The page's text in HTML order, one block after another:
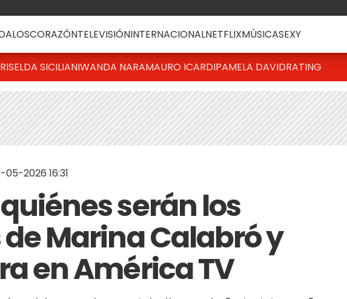
CORAZÓNTELEVISIÓNINTERNACIONALNETFLIXMÚSICASEXY
SICILIANIWANDA NARAMAURO ICARDIPAMELA DAVIDRATING
05-2026 16:31
serán los
Marina Calabró y
en América TV